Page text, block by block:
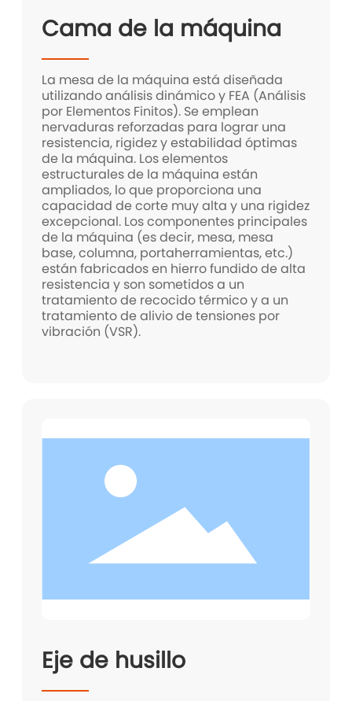
Cama de la máquina
La mesa de la máquina está diseñada
utilizando análisis dinámico y FEA (Análisis
por Elementos Finitos). Se emplean
nervaduras reforzadas para lograr una
resistencia, rigidez y estabilidad óptimas
de la máquina. Los elementos
estructurales de la máquina están
ampliados, lo que proporciona una
capacidad de corte muy alta y una rigidez
excepcional. Los componentes principales
de la máquina (es decir, mesa, mesa
base, columna, portaherramientas, etc.)
están fabricados en hierro fundido de alta
resistencia y son sometidos a un
tratamiento de recocido térmico y a un
tratamiento de alivio de tensiones por
vibración (VSR).
Eje de husillo